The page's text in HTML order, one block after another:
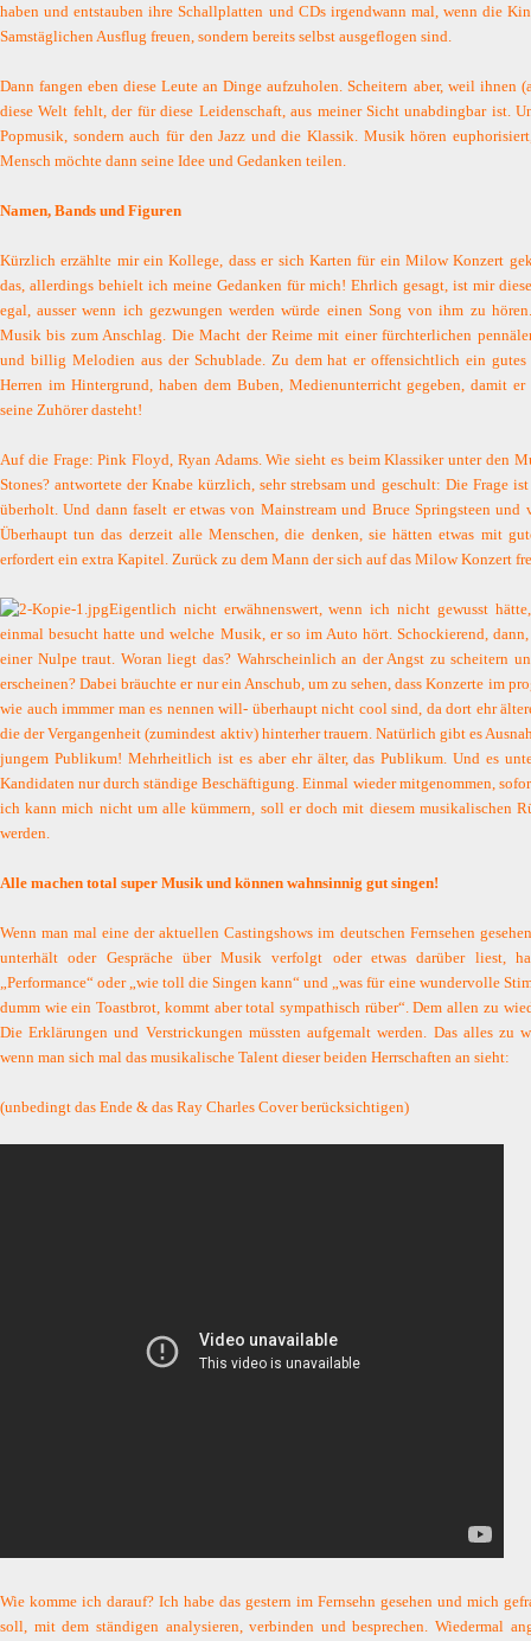
haben und entstauben ihre Schallplatten und CDs irgendwann mal, wenn die
Samstäglichen Ausflug freuen, sondern bereits selbst ausgeflogen sind.
Dann fangen eben diese Leute an Dinge aufzuholen. Scheitern aber, weil ihnen
diese Welt fehlt, der für diese Leidenschaft, aus meiner Sicht unabdingbar ist.
Popmusik, sondern auch für den Jazz und die Klassik. Musik hören
Mensch möchte dann seine Idee und Gedanken teilen.
Namen, Bands und Figuren
Kürzlich erzählte mir ein Kollege, dass er sich Karten für ein Milow Konzert
das, allerdings behielt ich meine Gedanken für mich! Ehrlich gesagt, ist mir
egal, ausser wenn ich gezwungen werden würde einen Song von ihm zu
Musik bis zum Anschlag. Die Macht der Reime mit einer fürchterlichen
und billig Melodien aus der Schublade. Zu dem hat er offensichtlich ein gutes
Herren im Hintergrund, haben dem Buben, Medienunterricht gegeben, damit
seine Zuhörer dasteht!
Auf die Frage: Pink Floyd, Ryan Adams. Wie sieht es beim Klassiker unter den
Stones? antwortete der Knabe kürzlich, sehr strebsam und geschult: Die Frage
überholt. Und dann faselt er etwas von Mainstream und Bruce Springsteen
Überhaupt tun das derzeit alle Menschen, die denken, sie hätten etwas mit
erfordert ein extra Kapitel. Zurück zu dem Mann der sich auf das Milow Konzert
Eigentlich nicht erwähnenswert, wenn ich nicht gewusst
einmal besucht hatte und welche Musik, er so im Auto hört. Schockierend,
einer Nulpe traut. Woran liegt das? Wahrscheinlich an der Angst zu scheitern
erscheinen? Dabei bräuchte er nur ein Anschub, um zu sehen, dass Konzerte im
wie auch immmer man es nennen will- überhaupt nicht cool sind, da dort ehr
die der Vergangenheit (zumindest aktiv) hinterher trauern. Natürlich gibt es
jungem Publikum! Mehrheitlich ist es aber ehr älter, das Publikum. Und es
Kandidaten nur durch ständige Beschäftigung. Einmal wieder mitgenommen,
ich kann mich nicht um alle kümmern, soll er doch mit diesem musikalischen
werden.
Alle machen total super Musik und können wahnsinnig gut singen!
Wenn man mal eine der aktuellen Castingshows im deutschen Fernsehen
unterhält oder Gespräche über Musik verfolgt oder etwas darüber liest,
„Performance“ oder „wie toll die Singen kann“ und „was für eine wundervolle
dumm wie ein Toastbrot, kommt aber total sympathisch rüber“. Dem allen zu
Die Erklärungen und Verstrickungen müssten aufgemalt werden. Das alles zu
wenn man sich mal das musikalische Talent dieser beiden Herrschaften an sieht:
(unbedingt das Ende & das Ray Charles Cover berücksichtigen)
Wie komme ich darauf? Ich habe das gestern im Fernsehn gesehen und mich
soll, mit dem ständigen analysieren, verbinden und besprechen. Wiedermal